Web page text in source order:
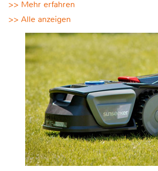
>> Mehr erfahren
>> Alle anzeigen